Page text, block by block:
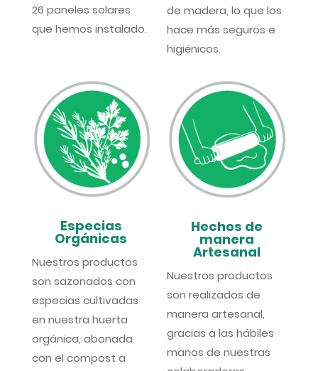
26 paneles solares
que hemos instalado.
de madera, lo que los
hace más seguros e
higiénicos.
Especias
Orgánicas
Nuestros productos
son sazonados con
especias cultivadas
en nuestra huerta
orgánica, abonada
con el compost a
Hechos de
manera
Artesanal
Nuestros productos
son realizados de
manera artesanal,
gracias a las hábiles
manos de nuestras